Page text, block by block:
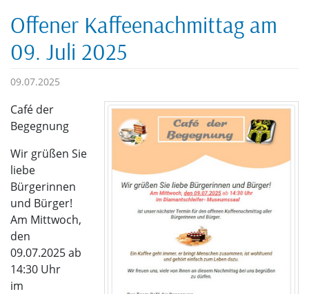
Offener Kaffeenachmittag am
09. Juli 2025
09.07.2025
Café der
Begegnung
Wir grüßen Sie
liebe
Bürgerinnen
und Bürger!
Am Mittwoch,
den
09.07.2025 ab
14:30 Uhr
im